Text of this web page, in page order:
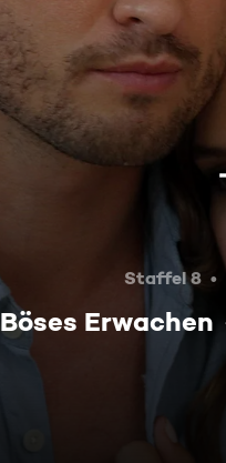
Staffel 8
Böses Erwachen